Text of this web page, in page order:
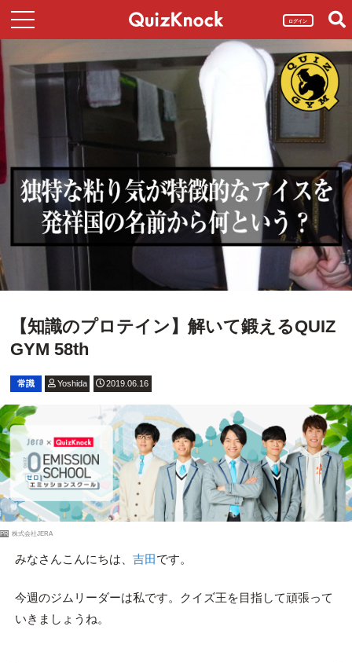
ログイン
【知識のプロテイン】解いて鍛えるQUIZ
GYM 58th
常識 Yoshida 2019.06.16
PR 株式会社JERA
みなさんこんにちは、 吉田です。
今週のジムリーダーは私です。クイズ王を目指して頑張って
いきましょうね。